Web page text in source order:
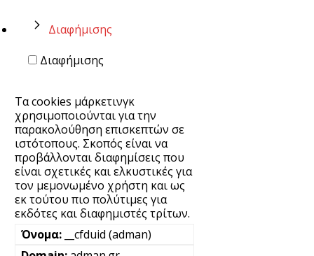
Διαφήμισης
Διαφήμισης
Τα cookies μάρκετινγκ
χρησιμοποιούνται για την
παρακολούθηση επισκεπτών σε
ιστότοπους. Σκοπός είναι να
προβάλλονται διαφημίσεις που
είναι σχετικές και ελκυστικές για
τον μεμονωμένο χρήστη και ως
εκ τούτου πιο πολύτιμες για
εκδότες και διαφημιστές τρίτων.
__cfduid (adman)